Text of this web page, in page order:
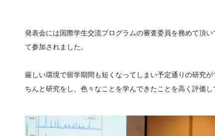
発表会には国際学生交流プログラムの審査委員を務めて頂
て参加されました。
厳しい環境で留学期間も短くなってしまい予定通りの研究
ちんと研究をし、色々なことを学んできたことを高く評価し